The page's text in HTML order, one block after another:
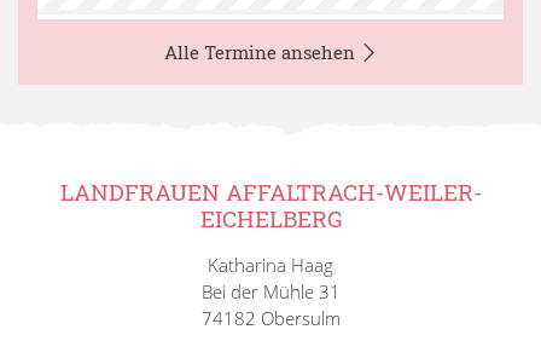
Alle Termine ansehen
LANDFRAUEN AFFALTRACH-WEILER-
EICHELBERG
Katharina Haag
Bei der Mühle 31
74182 Obersulm